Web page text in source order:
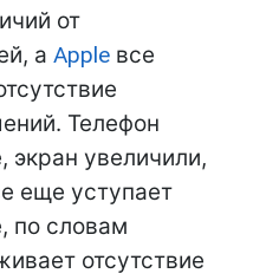
от
а Apple все
Телефон
экран увеличили,
еще уступает
по словам
отсутствие